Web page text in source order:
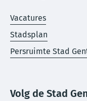
Vacatures
Stadsplan
Persruimte Stad
Volg de Stad